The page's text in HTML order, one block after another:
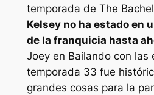
temporada de The
Kelsey no ha estado en
de la franquicia hasta
Joey en Bailando con las
temporada 33 fue
grandes cosas para la